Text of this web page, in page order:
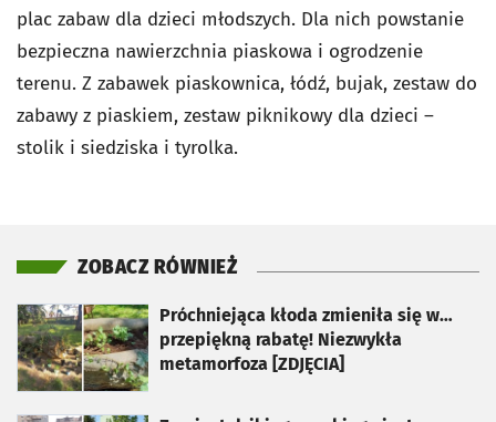
plac zabaw dla dzieci młodszych. Dla nich powstanie
bezpieczna nawierzchnia piaskowa i ogrodzenie
terenu. Z zabawek piaskownica, łódź, bujak, zestaw do
zabawy z piaskiem, zestaw piknikowy dla dzieci –
stolik i siedziska i tyrolka.
ZOBACZ RÓWNIEŻ
Próchniejąca kłoda zmieniła się w…
przepiękną rabatę! Niezwykła
metamorfoza [ZDJĘCIA]
otworzy się w nowej karcie